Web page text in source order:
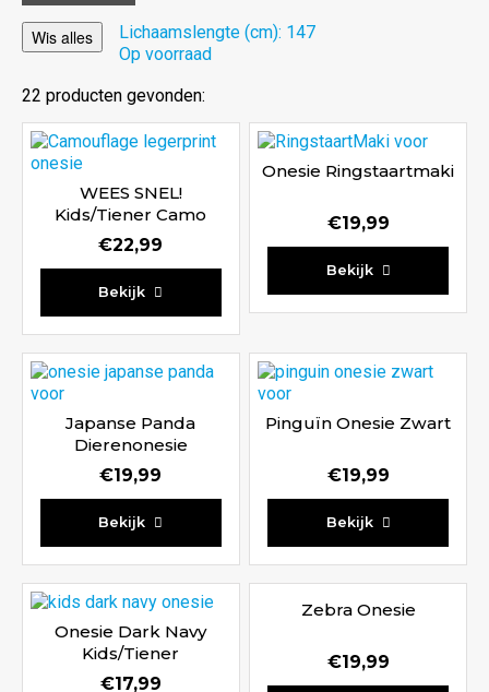
Wis alles
Lichaamslengte (cm): 147
Op voorraad
22 producten gevonden:
WEES SNEL!
Kids/Tiener Camo
Legerprint
€22,99
Bekijk
Onesie Ringstaartmaki
€19,99
Bekijk
Japanse Panda
Dierenonesie
€19,99
Bekijk
Pinguïn Onesie Zwart
€19,99
Bekijk
Onesie Dark Navy
Kids/Tiener
€17,99
Zebra Onesie
€19,99